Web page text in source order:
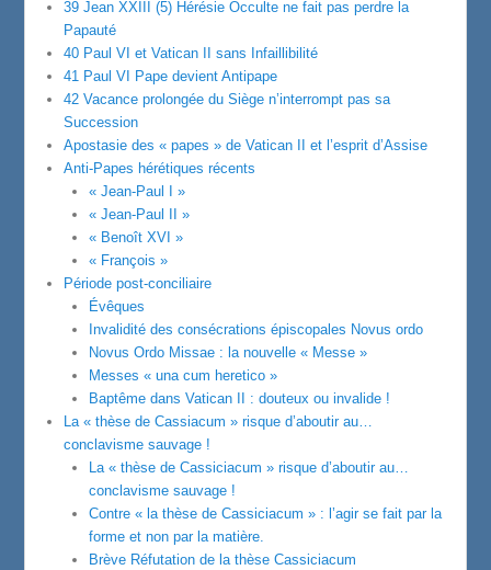
39 Jean XXIII (5) Hérésie Occulte ne fait pas perdre la
Papauté
40 Paul VI et Vatican II sans Infaillibilité
41 Paul VI Pape devient Antipape
42 Vacance prolongée du Siège n’interrompt pas sa
Succession
Apostasie des « papes » de Vatican II et l’esprit d’Assise
Anti-Papes hérétiques récents
« Jean-Paul I »
« Jean-Paul II »
« Benoît XVI »
« François »
Période post-conciliaire
Évêques
Invalidité des consécrations épiscopales Novus ordo
Novus Ordo Missae : la nouvelle « Messe »
Messes « una cum heretico »
Baptême dans Vatican II : douteux ou invalide !
La « thèse de Cassiacum » risque d’aboutir au…
conclavisme sauvage !
La « thèse de Cassiciacum » risque d’aboutir au…
conclavisme sauvage !
Contre « la thèse de Cassiciacum » : l’agir se fait par la
forme et non par la matière.
Brève Réfutation de la thèse Cassiciacum